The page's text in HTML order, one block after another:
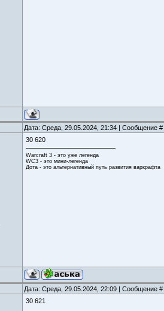
Дата: Среда, 29.05.2024, 21:34 | Сообщение #
30 620
Warcraft 3 - это уже легенда
WC3 - это мини-легенда
Дота - это альтернативный путь развития варкрафта
Дата: Среда, 29.05.2024, 22:09 | Сообщение #
30 621